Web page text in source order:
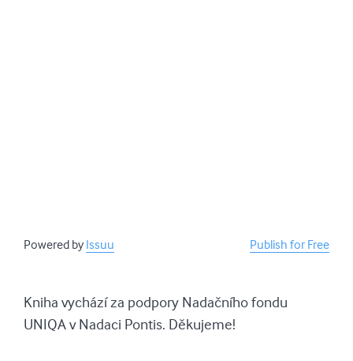
Powered by Issuu Publish for Free
Kniha vychází za podpory Nadačního fondu
UNIQA v Nadaci Pontis. Děkujeme!